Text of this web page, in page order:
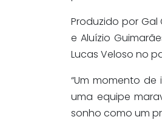
Produzido por
e Aluízio
Lucas Veloso no
“Um momento
uma equipe
sonho como um